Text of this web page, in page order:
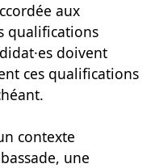
aux
qualifications
doivent
ces qualifications
contexte
une